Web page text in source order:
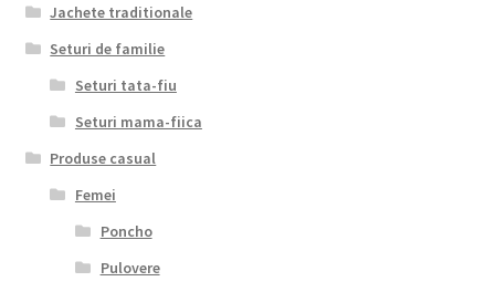
Jachete traditionale
Seturi de familie
Seturi tata-fiu
Seturi mama-fiica
Produse casual
Femei
Poncho
Pulovere